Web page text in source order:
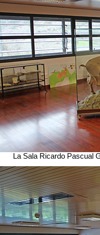
La Sala Ricardo Pascual